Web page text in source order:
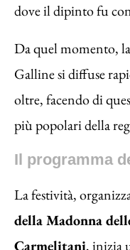
dove il dipinto fu
Da quel momento,
Galline si diffuse
oltre, facendo di
più popolari della
Il programma
La festività,
della Madonna
Carmelitani, inizia